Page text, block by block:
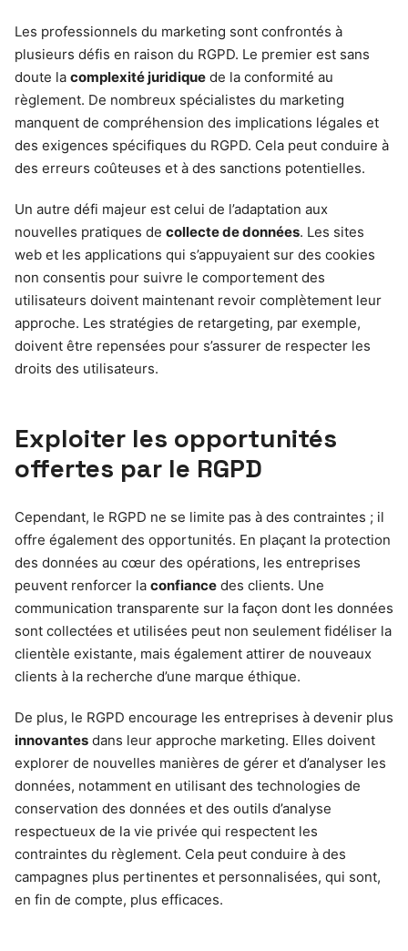
Les professionnels du marketing sont confrontés à
plusieurs défis en raison du RGPD. Le premier est sans
doute la complexité juridique de la conformité au
règlement. De nombreux spécialistes du marketing
manquent de compréhension des implications légales et
des exigences spécifiques du RGPD. Cela peut conduire à
des erreurs coûteuses et à des sanctions potentielles.
Un autre défi majeur est celui de l’adaptation aux
nouvelles pratiques de collecte de données. Les sites
web et les applications qui s’appuyaient sur des cookies
non consentis pour suivre le comportement des
utilisateurs doivent maintenant revoir complètement leur
approche. Les stratégies de retargeting, par exemple,
doivent être repensées pour s’assurer de respecter les
droits des utilisateurs.
Exploiter les opportunités
offertes par le RGPD
Cependant, le RGPD ne se limite pas à des contraintes ; il
offre également des opportunités. En plaçant la protection
des données au cœur des opérations, les entreprises
peuvent renforcer la confiance des clients. Une
communication transparente sur la façon dont les données
sont collectées et utilisées peut non seulement fidéliser la
clientèle existante, mais également attirer de nouveaux
clients à la recherche d’une marque éthique.
De plus, le RGPD encourage les entreprises à devenir plus
innovantes dans leur approche marketing. Elles doivent
explorer de nouvelles manières de gérer et d’analyser les
données, notamment en utilisant des technologies de
conservation des données et des outils d’analyse
respectueux de la vie privée qui respectent les
contraintes du règlement. Cela peut conduire à des
campagnes plus pertinentes et personnalisées, qui sont,
en fin de compte, plus efficaces.